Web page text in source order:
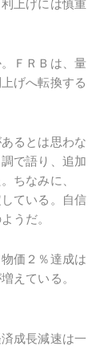
上げには慎重
ＦＲＢは、量
げへ転換する
るとは思わな
で語り、追加
ちなみに、
ている。自信
うだ。
価２％達成は
えている。
成長減速は一